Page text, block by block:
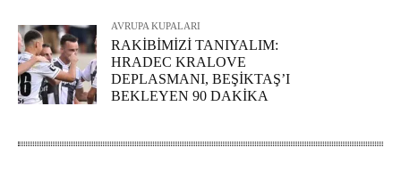
AVRUPA KUPALARI
RAKİBİMİZİ TANIYALIM:
HRADEC KRALOVE
DEPLASMANI, BEŞİKTAŞ’I
BEKLEYEN 90 DAKİKA